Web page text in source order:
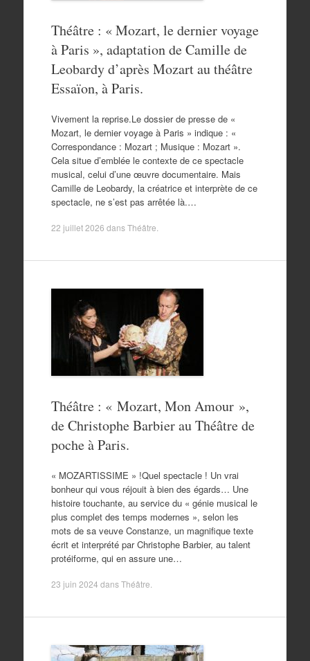
Théâtre : « Mozart, le dernier voyage
à Paris », adaptation de Camille de
Leobardy d’après Mozart au théâtre
Essaïon, à Paris.
Vivement la reprise.Le dossier de presse de «
Mozart, le dernier voyage à Paris » indique : «
Correspondance : Mozart ; Musique : Mozart ».
Cela situe d’emblée le contexte de ce spectacle
musical, celui d’une œuvre documentaire. Mais
Camille de Leobardy, la créatrice et interprète de ce
spectacle, ne s’est pas arrêtée là.…
22 juillet 2026 dansThéâtre
Théâtre : « Mozart, Mon Amour »,
de Christophe Barbier au Théâtre de
poche à Paris.
« MOZARTISSIME » !Quel spectacle ! Un vrai
bonheur qui vous réjouit à bien des égards… Une
histoire touchante, au service du « génie musical le
plus complet des temps modernes », selon les
mots de sa veuve Constanze, un magnifique texte
écrit et interprété par Christophe Barbier, au talent
protéiforme, qui en assure une…
23 juin 2024 dansThéâtre